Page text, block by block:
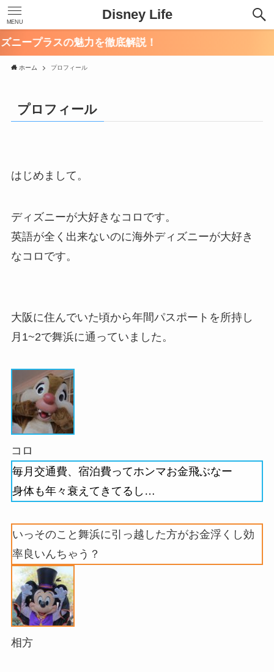
Disney Life
MENU
ープラスの魅力を徹底解説！
ホーム プロフィール
プロフィール
はじめまして。
ディズニーが大好きなコロです。
英語が全く出来ないのに海外ディズニーが大好き
なコロです。
大阪に住んでいた頃から年間パスポートを所持し
月1~2で舞浜に通っていました。
コロ
毎月交通費、宿泊費ってホンマお金飛ぶなー
身体も年々衰えてきてるし…
いっそのこと舞浜に引っ越した方がお金浮くし効
率良いんちゃう？
相方